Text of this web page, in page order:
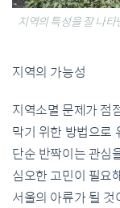
지역의 특성을 잘 나
지역의 가능성
지역소멸 문제가 점
막기 위한 방법으로
단순 반짝이는 관심
심오한 고민이 필요
서울의 아류가 될 것